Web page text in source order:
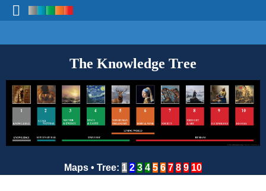
The Knowledge Tree
Maps • Tree: 1 2 3 4 5 6 7 8 9 10